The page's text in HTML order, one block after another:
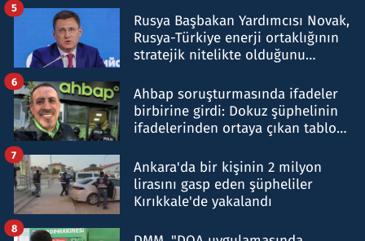
Rusya Başbakan Yardımcısı Novak,
Rusya-Türkiye enerji ortaklığının
stratejik nitelikte olduğunu
5
Ahbap soruşturmasında ifadeler
birbirine girdi: Dokuz şüphelinin
ifadelerinden ortaya çıkan tablo
6
Ankara'da bir kişinin 2 milyon
lirasını gasp eden şüpheliler
Kırıkkale'de yakalandı
7
8